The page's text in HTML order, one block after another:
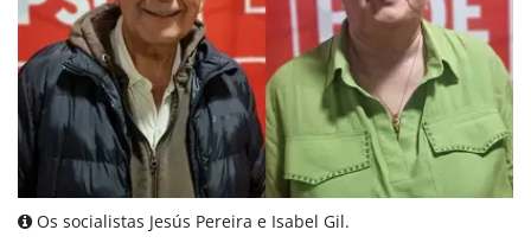
Os socialistas Jesús Pereira e Isabel Gil.